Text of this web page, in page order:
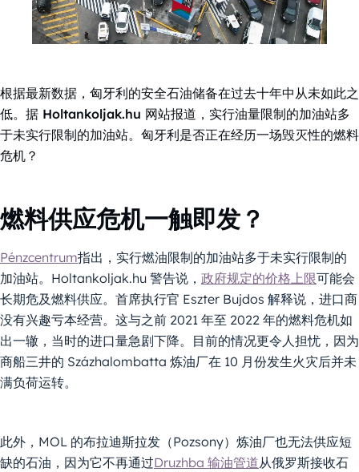
根据最新数据，匈牙利的安全石油储备在过去十年中从未如此之
低。据 Holtankoljak.hu 网站报道，实行油量限制的加油站多
于未实行限制的加油站。匈牙利是否正在经历一场毁灭性的燃料
危机？
燃料供应危机一触即发？
Pénzcentrum指出，实行燃油限制的加油站多于未实行限制的
加油站。Holtankoljak.hu 警告说， 政府规定的价格上限可能会
长期危及燃料供应。首席执行官 Eszter Bujdos 解释说，进口商
没有兴趣亏本经营。这与之前 2021 年至 2022 年的燃料危机如
出一辙，当时的进口量急剧下降。目前的情况更令人担忧，因为
商船三井的 Százhalombatta 炼油厂在 10 月份发生火灾后并未
满负荷运转。
此外，MOL 的布拉迪斯拉发（Pozsony）炼油厂也无法供应短
缺的石油，因为它不再通过Druzhba 输油管道从俄罗斯接收石